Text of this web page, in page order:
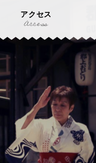
アクセス
Access